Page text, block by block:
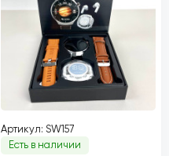
Артикул: SW157
Есть в наличии